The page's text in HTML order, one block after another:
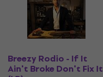
Breezy Rodio - If It
Ain't Broke Don't Fix It